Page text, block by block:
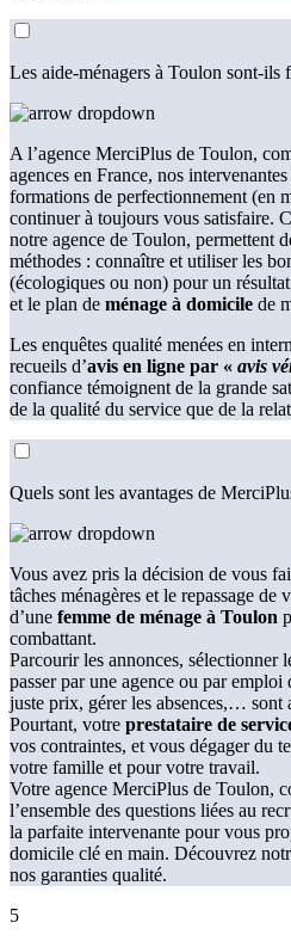
Les aide-ménagers à Toulon sont-ils
A l’agence MerciPlus de Toulon,
agences en France, nos
formations de perfectionnement (en
continuer à toujours vous satisfaire.
notre agence de Toulon, permettent
méthodes : connaître et utiliser les
(écologiques ou non) pour un
et le plan de ménage à domicile de
Les enquêtes qualité menées en
recueils d’avis en ligne par « avis
confiance témoignent de la grande
de la qualité du service que de la
Quels sont les avantages de
Vous avez pris la décision de vous
tâches ménagères et le repassage
d’une femme de ménage à Toulon
combattant.
Parcourir les annonces,
passer par une agence ou par
juste prix, gérer les absences,… sont
Pourtant, votre prestataire de
vos contraintes, et vous dégager du
votre famille et pour votre travail.
Votre agence MerciPlus de Toulon,
l’ensemble des questions liées au
la parfaite intervenante pour vous
domicile clé en main. Découvrez
nos garanties qualité.
5